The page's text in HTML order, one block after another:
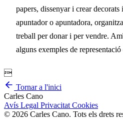
papers, dissenyar i crear
apuntador o apuntadora,
treball per donar i per vendre.
alguns exemples de representació

Tornar a l'inici
Carles Cano
Avís Legal Privacitat Cookies
© 2026 Carles Cano. Tots els drets